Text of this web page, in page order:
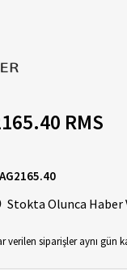
RMS
Stokta Olunca Haber
verilen siparişler aynı gün